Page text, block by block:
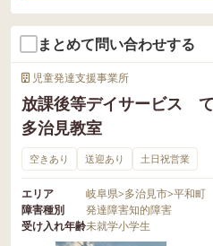
まとめて問い合わせする
児童発達支援事業所
放課後等デイサービス
多治見教室
空きあり 送迎あり 土日祝営業
エリア 岐阜県>多治見市>平和町
障害種別
発達障害知的障害
受け入れ年齢未就学小学生